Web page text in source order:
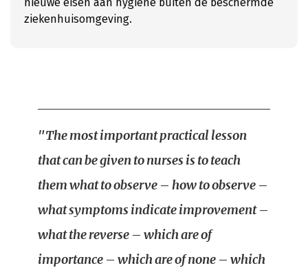
ziekenhuisomgeving.
"The most important practical lesson
that can be given to nurses is to teach
them what to observe – how to observe –
what symptoms indicate improvement –
what the reverse – which are of
importance – which are of none – which